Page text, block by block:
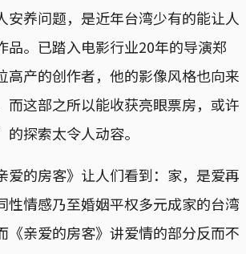
安养问题，是近年台湾少有的能让人
。已踏入电影行业20年的导演郑
高产的创作者，他的影像风格也向来
这部之所以能收获亮眼票房，或许
探索太令人动容。
爱的房客》让人们看到：家，是爱再
性情感乃至婚姻平权多元成家的台湾
《亲爱的房客》讲爱情的部分反而不